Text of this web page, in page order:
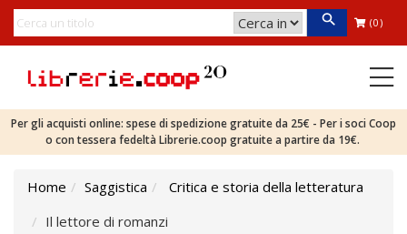
(0)
Per gli acquisti online: spese di spedizione gratuite da 25€ - Per i soci Coop
o con tessera fedeltà Librerie.coop gratuite a partire da 19€.
Home Saggistica
Critica e storia della letteratura
Il lettore di romanzi